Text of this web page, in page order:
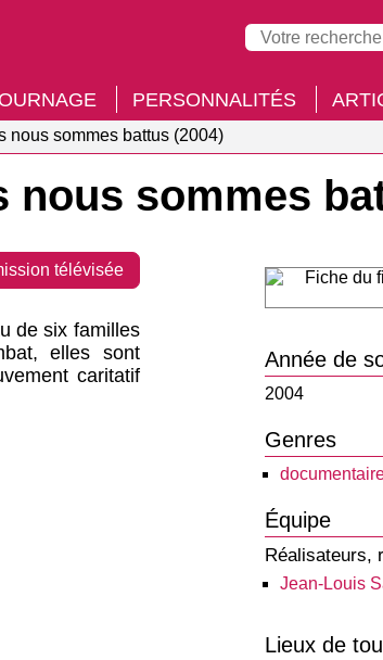
PERSONNALITÉS
nous sommes battus (2004)
nous sommes
télévisée
de six familles
elles sont
caritatif
Année de
2004
Genres
Équipe
Réalisateurs,
Jean-Louis
Lieux de